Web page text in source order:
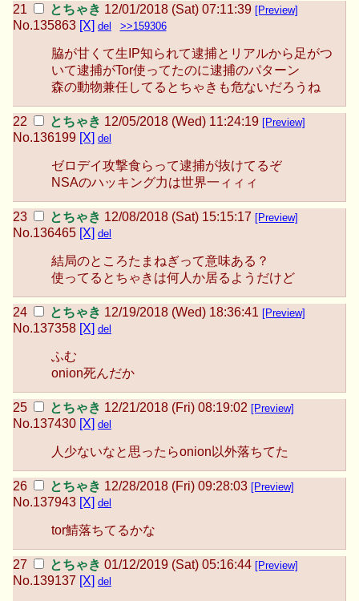
とちゃき 12/01/2018 (Sat) 07:11:39 [Preview]
No.135863 [X] del >>159306
脇が甘くて生IP知られて逮捕とリアルから足がつ
いて逮捕がTor使ってたのに逮捕のパターン
森の動物兼任してるとちゃきも危ないだろうね
とちゃき 12/05/2018 (Wed) 11:24:19 [Preview]
No.136199 [X] del
ゼロデイ攻撃食らって逮捕が抜けてるぞ
NSAのハッキング力は世界一ィィィ
とちゃき 12/08/2018 (Sat) 15:15:17 [Preview]
No.136465 [X] del
結局のところたまねぎって意味ある？
使ってるとちゃきは何人か居るようだけど
とちゃき 12/19/2018 (Wed) 18:36:41 [Preview]
No.137358 [X] del
ふむ
onion死んだか
とちゃき 12/21/2018 (Fri) 08:19:02 [Preview]
No.137430 [X] del
人少ないなと思ったらonion以外落ちてた
とちゃき 12/28/2018 (Fri) 09:28:03 [Preview]
No.137943 [X] del
tor鯖落ちてるかな
とちゃき 01/12/2019 (Sat) 05:16:44 [Preview]
No.139137 [X] del